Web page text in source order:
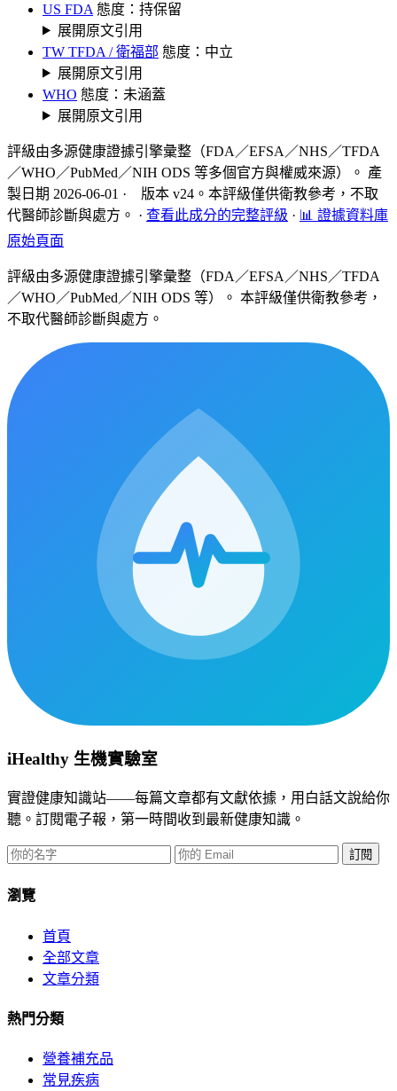
US FDA 態度：持保留
展開原文引用
TW TFDA / 衛福部 態度：中立
展開原文引用
WHO 態度：未涵蓋
展開原文引用
評級由多源健康證據引擎彙整（FDA／EFSA／NHS／TFDA
／WHO／PubMed／NIH ODS 等多個官方與權威來源）。 產
製日期 2026-06-01 · 版本 v24。本評級僅供衛教參考，不取
代醫師診斷與處方。 · 查看此成分的完整評級 · 📊 證據資料庫
原始頁面
評級由多源健康證據引擎彙整（FDA／EFSA／NHS／TFDA
／WHO／PubMed／NIH ODS 等）。 本評級僅供衛教參考，
不取代醫師診斷與處方。
iHealthy 生機實驗室
實證健康知識站——每篇文章都有文獻依據，用白話文說給你
聽。訂閱電子報，第一時間收到最新健康知識。
訂閱
瀏覽
首頁
全部文章
文章分類
熱門分類
營養補充品
常見疾病